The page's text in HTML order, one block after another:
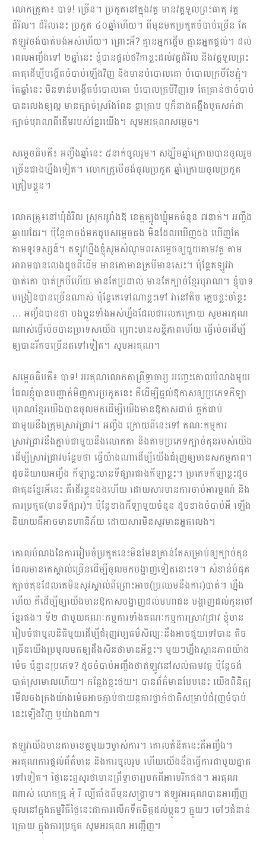
លោកគ្រូតា៖ បាទ! ច្រើន។ ប្រកួតនៅក្នុងវត្ត មានវត្តទួលព្រះធាតុ វត្ត
ដំរិល។ ដំរិលនេះ ប្រកួត ៤០ឆ្នាំហើយ។ ពីមុនមកប្រកួតចំបាប់ច្រើន តែ
ឥឡូវចង់បាត់បង់អស់ហើយ។ ព្រោះអី? គ្មានអ្នកផ្តើម គ្មានអ្នកផ្តល់។ ដល់
ពេលអញ្ចឹងទៅ ២ឆ្នាំនេះ ខ្ញុំបានផ្តល់ថវិកាខ្លះដល់វត្តដំរិល និងវត្តទួលព្រះ
ធាតុដើម្បីបង្កើតចំបាប់ឡើងវិញ និងមានបំ​បោលគោ បំបោលក្របីខែភ្ជុំ។
តែឆ្នាំនេះ មិនទាន់បង្កើតបំបោលគោ បំបោលក្របីវិញទេ តែគ្រាន់ថាចំបាប់
បានលេងឲ្យល្អ មានក្បាច់ស្រងែពែន ខ្លាក្រាប ឬក៏នាងគង៊្ហីងបូតសក់ជា
ក្បាច់បុរាណពីដើមរបស់ខ្មែរយើង​។ សូមអរគុណសម្តេច។
សម្តេចធិបតី៖ អញ្ចឹងឆ្នាំនេះ ៥នាក់ចូលរួម។ សង្ឃឹមឆ្នាំក្រោយបានចូលរួម
ច្រើនជាងហ្នឹងទៀត។ លោកគ្រូបើចង់ចូលប្រកួត ឆ្នាំក្រោយចូលប្រកួត
ត្រៀមខ្លួន។
លោកគ្រូ៖នៅឃុំដំរិល ស្រុកអូរាំងឪ ខេត្តត្បូងឃ្មុំមកចំនួន ៧នាក់។ អញ្ចឹង
ឆ្ងាយដែរ។ ប៉ុន្តែថាចង់មកជួបសម្តេចផង មិនដែលឃើញផង ឃើញតែ
តាមទូរទស្សន៍។ ឥឡូវហ្នឹងខ្ញុំសូមសំណូមពរសម្តេចឲ្យជួយតាមវត្ត តាម
អារាមបានលេងដូចពីដើម មានគោមានក្របីមានសេះ។ ប៉ុន្តែឥឡូវវា
បាត់គោ បាត់ក្របីហើយ មានតែប្រដាល់ មានតែក្បាច់ខ្មែរបុរាណ។ ខ្ញុំបាទ
បង្រៀនបានច្រើនណាស់ ប៉ុន្តែគេទៅណាខ្លះទៅ វានៅតិច ភ្លេចខ្លះចាំខ្លះ
… អញ្ចឹងបានថា បងប្អូនទាំងអស់ហ្នឹងដែលជារលកក្រោយ សូមអរគុណ
ណាស់ធ្វើម៉េចបានប្រទេសយើង ព្រោះមានសន្តិភាពហើយ ធ្វើម៉េច​ដើម្បី
ឲ្យបានរីកចម្រើនតទៅទៀត។ សូមអរគុណ។
សម្តេចធិបតី៖ បាទ! អរគុណលោកតាព្រឹទ្ធាចារ្យ អញ្ចេះគោលបំណងមួយ
ដែលខ្ញុំបានបញ្ជាក់មិញការប្រកួតនេះ គឺដើម្បីផ្តល់ឱកាសឲ្យប្រភេទកីឡា
បុរាណខ្មែរយើងបានចូលមកដើម្បីយើងមានឱកាសជាប់ ថ្ពក់ជាប់
ជាមួយនឹងក្រុមស្រាវជ្រាវ។ អញ្ចឹង ក្រោយពីនេះទៅ គណៈកម្មការ
ស្រាវជ្រាវនឹងភ្ជាប់ជាមួយនឹងលោកតា និងតាមប្រភេទក្បាច់គុនរបស់យើង
ដើម្បីស្រាវជ្រាវបន្ថែមថា ធ្វើយ៉ាងណាដើម្បីយើងជំរុញឲ្យមានសកម្មភាព។
ដូចនិយាយអញ្ចឹង កីឡាខ្លះមានទីផ្សារជាងកីឡាខ្លះ។ ប្រភេទកីឡាខ្លះដូច
ជាគុនខ្មែរអីនេះ គឺដើរខ្លួនឯងហើយ ដោយសារមានការចាប់អារម្មណ៍ និង
ការប្រកួត(មានទីផ្សារ)។ ប៉ុន្តែខាងកីឡាមួយចំនួន ដូចខាងចំបាប់អី ឡើង
និយាយគឺអាចមានហានិភ័យ ដោយសារមិនសូវមានអ្នកលេង។
គោលបំណងនៃការរៀបចំប្រកួតនេះមិនមែនគ្រាន់តែសម្រាប់ឲ្យក្បាច់គុន
ដែលមានគេស្គាល់ច្រើនដើម្បីចូលមកបង្ហាញទៀតនោះទេ។ សំខាន់បំផុត
ក្បាច់គុនដែលគេមិនសូវស្គាល់ពីព្រោះអាច(ប្រឈមនឹងការ)បាត់។ ហ្នឹង
ហើយ គឺដើម្បីឲ្យយើងមានឱកាសបង្ហាញដល់មហាជន បង្ហាញដល់កូនចៅ
ខ្មែរផង។ ទី២ ជាមួយគណៈកម្មការទាំងគណៈកម្មការស្រាវជ្រាវ ខ្ញុំមាន
រៀបចំជាមូលនិធិមួយដើម្បីជំរុញវប្បធម៌សិល្បៈនឹងអាចជួយទៅបាន តិច
ច្រើនយើងប្រមូលមកឲ្យដឹងសិនថាមានអីខ្លះ។ មួយៗហ្នឹងស្ថានភាពយ៉ាង
ម៉េច ប៉ុន្មានប្រភេទ? ដូចចំបាប់អញ្ចឹងថាឥឡូវនៅសល់តាមវត្ត ប៉ុន្តែចង់
បាត់ស្រមោលហើយ។ កន្លែងខ្លះថយ។ បានព័ត៌មានបែបនេះ យើងពិនិត្យ
មើលចងក្រងយ៉ាងម៉េចអាចភ្ជាប់ជាយន្តការថ្នាក់ជាតិសម្រាប់ជំរុញចំបាប់
នេះឡើងវិញ ឬយ៉ាងណា។
ឥឡូវយើងមានតាមខេត្តមួយៗម្ចាស់ការ។ គោលគំនិតនេះគឺអញ្ចឹង។
អរគុណការផ្តល់ព័ត៌មាន និងការចូលរួម ហើយយើងនឹងធ្វើការជាមួយគ្នាត
ទៅទៀត។ ថ្ងៃនេះឮសូរថាមានព្រឹទ្ធាចារ្យមកពីអាមេរិកផង។ អរគុណ
ណាស់ លោកគ្រូ អុំ រី ល្បីតាំងពីមុនសង្រ្គាម។ ឥឡូវអរគុណបានអញ្ជើញ
ចូលនៅក្នុងកម្មវិធីថ្ងៃនេះជាការលើកទឹកចិត្តដល់ប្អូនៗ ក្មួយៗ ចៅៗជំនាន់
ក្រោយ ក្នុងការប្រកួត សូមអរគុណ អញ្ជើញ។